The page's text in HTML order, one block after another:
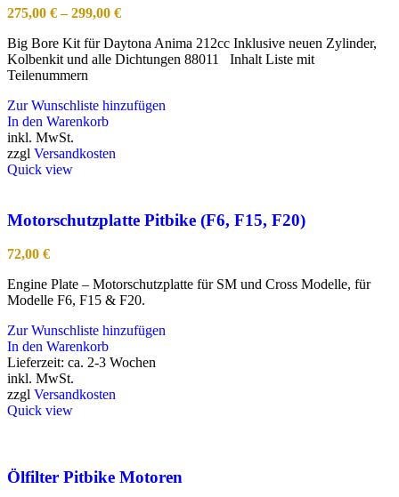
275,00 €–299,00 €
Big Bore Kit für Daytona Anima 212cc Inklusive neuen Zylinder,
Kolbenkit und alle Dichtungen 88011 Inhalt Liste mit
Teilenummern
Zur Wunschliste hinzufügen
In den Warenkorb
inkl. MwSt.
zzgl Versandkosten
Quick view
Motorschutzplatte Pitbike (F6, F15, F20)
72,00 €
Engine Plate – Motorschutzplatte für SM und Cross Modelle, für
Modelle F6, F15 & F20.
Zur Wunschliste hinzufügen
In den Warenkorb
Lieferzeit: ca. 2-3 Wochen
inkl. MwSt.
zzgl Versandkosten
Quick view
Ölfilter Pitbike Motoren